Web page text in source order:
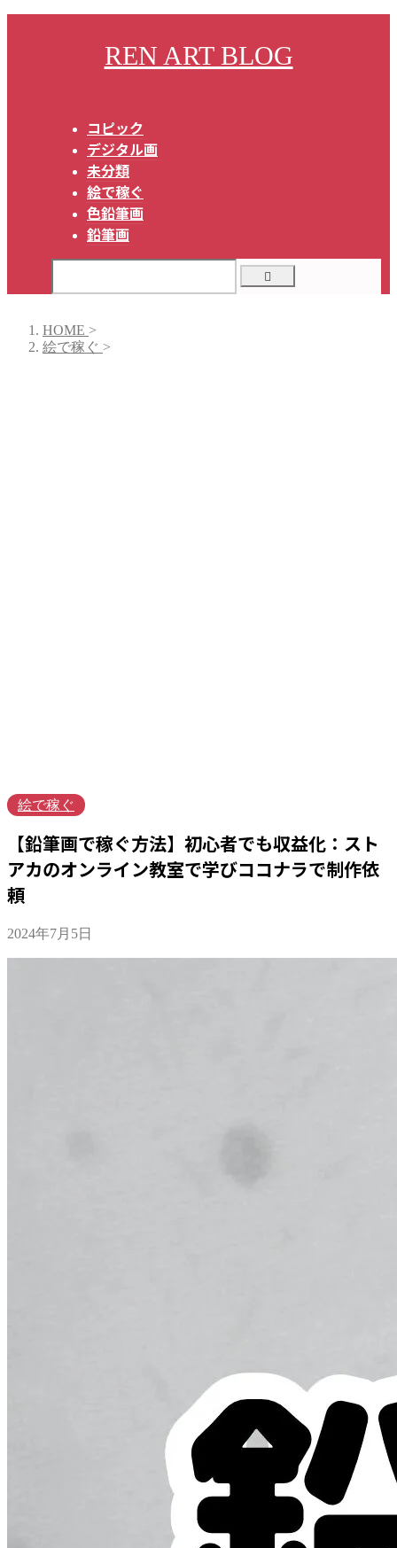
REN ART BLOG
コピック
デジタル画
未分類
絵で稼ぐ
色鉛筆画
鉛筆画
HOME >
絵で稼ぐ >
絵で稼ぐ
【鉛筆画で稼ぐ方法】初心者でも収益化：スト
アカのオンライン教室で学びココナラで制作依
頼
2024年7月5日